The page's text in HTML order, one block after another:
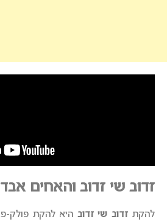
זדוב שי זדוב והאחים
להקת זדוב שי זדוב היא להקת פולק-